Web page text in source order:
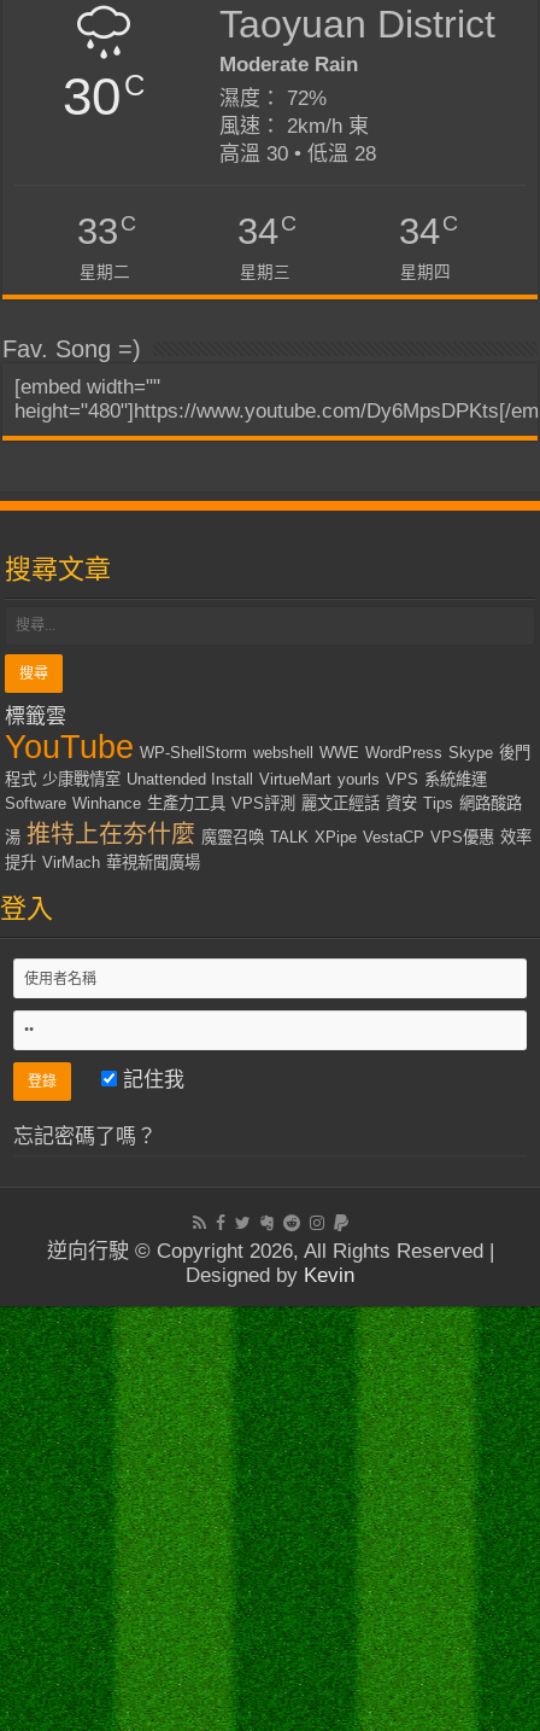
30C
Taoyuan District
Moderate Rain
濕度： 72%
風速： 2km/h 東
高溫 30 • 低溫 28
33C
星期二
34C
星期三
34C
星期四
Fav. Song =)
[embed width=""
height="480"]https://www.youtube.com/Dy6MpsDPKts[/
搜尋文章
標籤雲
YouTube WP-ShellStorm webshell WWE WordPress Skype 後門
程式 少康戰情室 Unattended Install VirtueMart yourls VPS 系統維運
Software Winhance 生產力工具 VPS評測 麗文正經話 資安 Tips 網路酸路
湯 推特上在夯什麼 魔靈召喚 TALK XPipe VestaCP VPS優惠 效率
提升 VirMach 華視新聞廣場
登入
記住我
忘記密碼了嗎？
逆向行駛 © Copyright 2026, All Rights Reserved |
Designed by Kevin